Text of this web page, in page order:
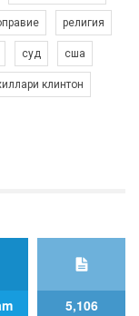
религия
суд сша
клинтон
5,106